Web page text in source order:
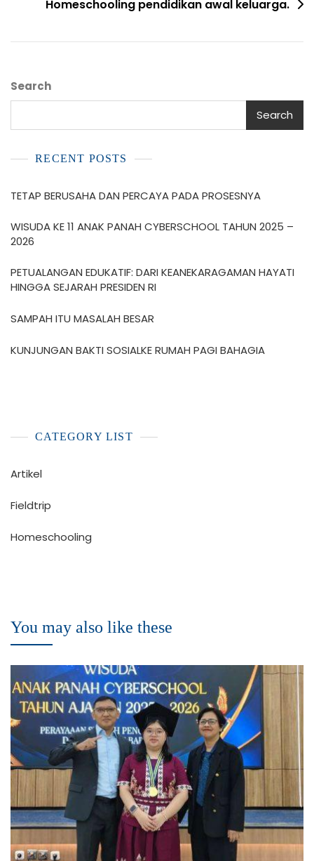
Homeschooling pendidikan awal keluarga.
Search
Search
RECENT POSTS
TETAP BERUSAHA DAN PERCAYA PADA PROSESNYA
WISUDA KE 11 ANAK PANAH CYBERSCHOOL TAHUN 2025 –
2026
PETUALANGAN EDUKATIF: DARI KEANEKARAGAMAN HAYATI
HINGGA SEJARAH PRESIDEN RI
SAMPAH ITU MASALAH BESAR
KUNJUNGAN BAKTI SOSIALKE RUMAH PAGI BAHAGIA
CATEGORY LIST
Artikel
Fieldtrip
Homeschooling
You may also like these